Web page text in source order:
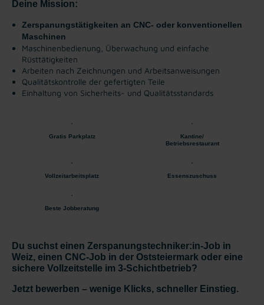
Deine Mission:
Zerspanungstätigkeiten an CNC- oder konventionellen
Maschinen
Maschinenbedienung, Überwachung und einfache
Rüsttätigkeiten
Arbeiten nach Zeichnungen und Arbeitsanweisungen
Qualitätskontrolle der gefertigten Teile
Einhaltung von Sicherheits- und Qualitätsstandards
Gratis Parkplatz
Kantine/
Betriebsrestaurant
Vollzeitarbeitsplatz Essenszuschuss
Beste Jobberatung
Du suchst einen Zerspanungstechniker:in-Job in
Weiz, einen CNC-Job in der Oststeiermark oder eine
sichere Vollzeitstelle im 3-Schichtbetrieb?
Jetzt bewerben – wenige Klicks, schneller Einstieg.